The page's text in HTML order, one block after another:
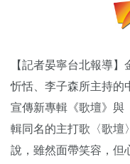
【記者晏寧台北報導
忻恬、李子森所主持的
宣傳新專輯《歌壇》與
輯同名的主打歌〈歌壇
說，雖然面帶笑容，但